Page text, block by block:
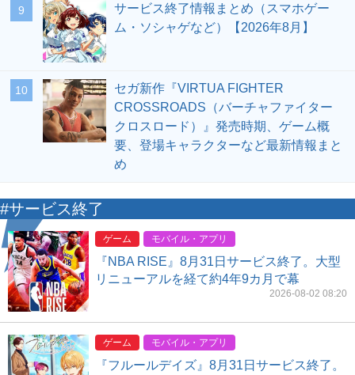
9
サービス終了情報まとめ（スマホゲー
ム・ソシャゲなど）【2026年8月】
10
セガ新作『VIRTUA FIGHTER
CROSSROADS（バーチャファイター
クロスロード）』発売時期、ゲーム概
要、登場キャラクターなど最新情報まと
め
#サービス終了
ゲーム モバイル・アプリ
『NBA RISE』8月31日サービス終了。大型
リニューアルを経て約4年9カ月で幕
2026-08-02 08:20
ゲーム モバイル・アプリ
『フルールデイズ』8月31日サービス終了。